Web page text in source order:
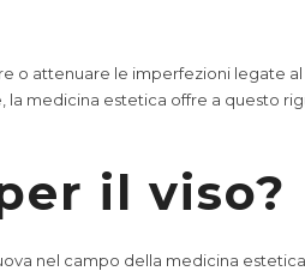
attenuare le imperfezioni legate al
la medicina estetica offre a questo
il viso?
nel campo della medicina